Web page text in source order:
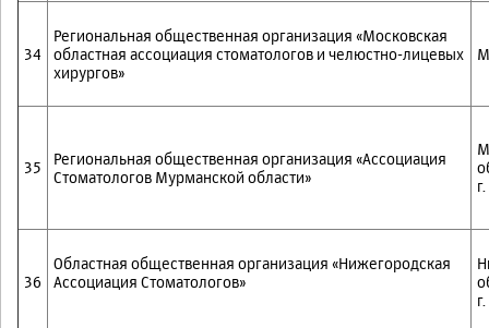
34
Региональная общественная организация «Московская
областная ассоциация стоматологов и челюстно-лицевых
хирургов»
35
Региональная общественная организация «Ассоциация
Стоматологов Мурманской области»
36
Областная общественная организация «Нижегородская
Ассоциация Стоматологов»